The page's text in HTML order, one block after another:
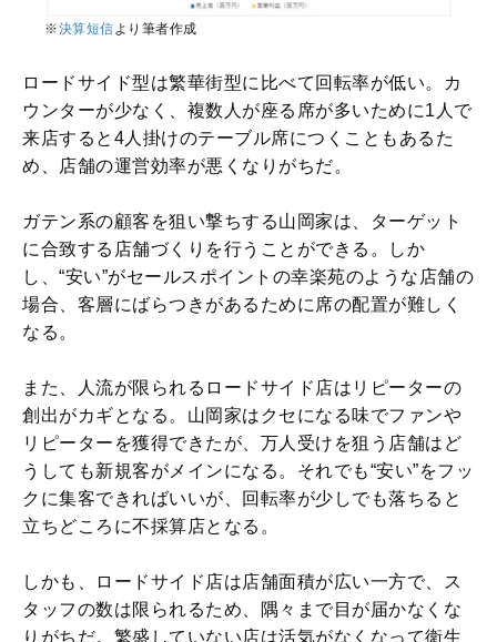
※決算短信 より筆者作成
ロードサイド型は繁華街型に比べて回転率が低い。カ
ウンターが少なく、複数人が座る席が多いために1人で
来店すると4人掛けのテーブル席につくこともあるた
め、店舗の運営効率が悪くなりがちだ。
ガテン系の顧客を狙い撃ちする山岡家は、ターゲット
に合致する店舗づくりを行うことができる。しか
し、“安い”がセールスポイントの幸楽苑のような店舗の
場合、客層にばらつきがあるために席の配置が難しく
なる。
また、人流が限られるロードサイド店はリピーターの
創出がカギとなる。山岡家はクセになる味でファンや
リピーターを獲得できたが、万人受けを狙う店舗はど
うしても新規客がメインになる。それでも“安い”をフッ
クに集客できればいいが、回転率が少しでも落ちると
立ちどころに不採算店となる。
しかも、ロードサイド店は店舗面積が広い一方で、ス
タッフの数は限られるため、隅々まで目が届かなくな
りがちだ。繁盛していない店は活気がなくなって衛生